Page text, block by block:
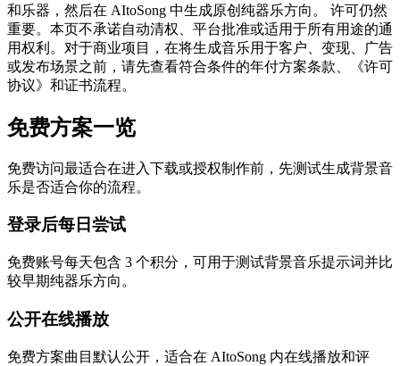
和乐器，然后在 AItoSong 中生成原创纯器乐方向。 许可仍然
重要。本页不承诺自动清权、平台批准或适用于所有用途的通
用权利。对于商业项目，在将生成音乐用于客户、变现、广告
或发布场景之前，请先查看符合条件的年付方案条款、《许可
协议》和证书流程。
免费方案一览
免费访问最适合在进入下载或授权制作前，先测试生成背景音
乐是否适合你的流程。
登录后每日尝试
免费账号每天包含 3 个积分，可用于测试背景音乐提示词并比
较早期纯器乐方向。
公开在线播放
免费方案曲目默认公开，适合在 AItoSong 内在线播放和评